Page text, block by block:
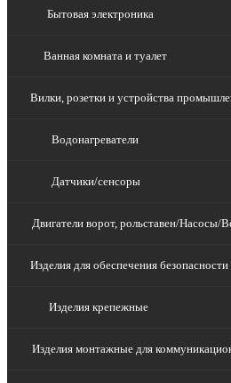
Бытовая электроника
Ванная комната и туалет
Вилки, розетки и устройства
Водонагреватели
Датчики/сенсоры
Двигатели ворот, рольставен/Насосы/
Изделия для обеспечения
Изделия крепежные
Изделия монтажные для